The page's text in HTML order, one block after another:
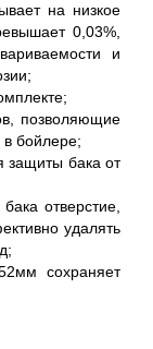
на низкое
0,03%,
и
позволяющие
в бойлере;
защиты бака от
отверстие,
удалять
сохраняет